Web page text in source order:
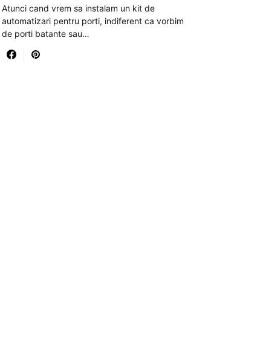
Atunci cand vrem sa instalam un kit de
automatizari pentru porti, indiferent ca vorbim
de porti batante sau…